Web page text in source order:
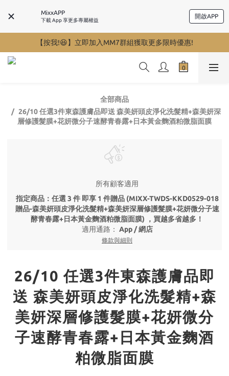
MixxAPP
下載 App 享更多專屬權益
開啟APP
【按我!😆】立即加入MM7群組獲取更多限時優惠!
全部商品
26/10 任選3件東森護膚品即送 森美妍頭皮淨化洗髮精+森美妍深
層修護髮膜+花妍微分子速酵青春露+日本黃金麴酒粕微脂面膜
所有顧客適用
指定商品：任選 3 件 即享 1 件贈品 (MIXX-TWDS-KKD0529-018
贈品-森美妍頭皮淨化洗髮精+森美妍深層修護髮膜+花妍微分子速
酵青春露+日本黃金麴酒粕微脂面膜) ，買越多省越多！
適用通路： App / 網店
條款與細則
26/10 任選3件東森護膚品即
送 森美妍頭皮淨化洗髮精+森
美妍深層修護髮膜+花妍微分
子速酵青春露+日本黃金麴酒
粕微脂面膜